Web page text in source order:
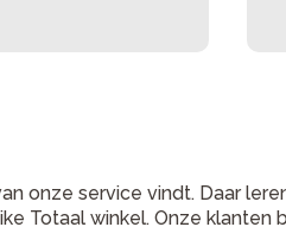
onze service vindt. Daar
Totaal winkel. Onze